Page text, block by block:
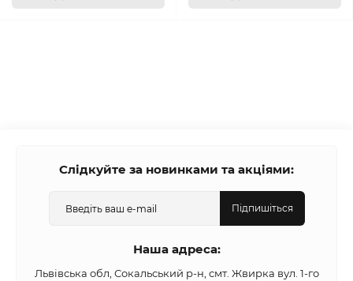
Слідкуйте за новинками та акціями:
Підпишіться
Наша адреса:
Львівська обл, Сокальський р-н, смт. Жвирка вул. 1-го